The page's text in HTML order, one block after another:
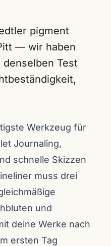
pigment
— wir haben
Test
Werkzeug für
Journaling,
schnelle Skizzen
muss drei
und
deine Werke nach
ersten Tag